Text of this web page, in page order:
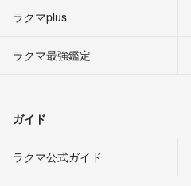
ラクマplus
ラクマ最強鑑定
ガイド
ラクマ公式ガイド